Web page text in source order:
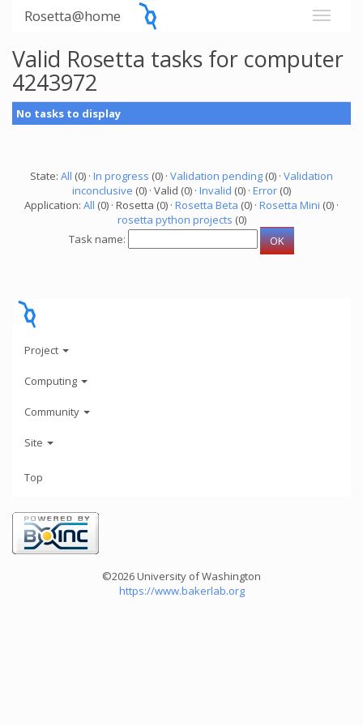
Rosetta@home
Valid Rosetta tasks for computer
4243972
No tasks to display
State: All (0) · In progress (0) · Validation pending (0) · Validation
inconclusive (0) · Valid (0) · Invalid (0) · Error (0)
Application: All (0) · Rosetta (0) · Rosetta Beta (0) · Rosetta Mini (0) ·
rosetta python projects (0)
Task name:
Project
Computing
Community
Site
Top
©2026 University of Washington
https://www.bakerlab.org